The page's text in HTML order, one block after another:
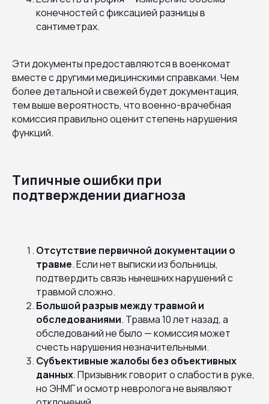
конечностей с фиксацией разницы в
сантиметрах.
Эти документы предоставляются в военкомат
вместе с другими медицинскими справками. Чем
более детальной и свежей будет документация,
тем выше вероятность, что военно-врачебная
комиссия правильно оценит степень нарушения
функций.
Типичные ошибки при
подтверждении диагноза
Отсутствие первичной документации о
травме. Если нет выписки из больницы,
подтвердить связь нынешних нарушений с
травмой сложно.
Большой разрыв между травмой и
обследованиями. Травма 10 лет назад, а
обследований не было — комиссия может
счесть нарушения незначительными.
Субъективные жалобы без объективных
данных. Призывник говорит о слабости в руке,
но ЭНМГ и осмотр невролога не выявляют